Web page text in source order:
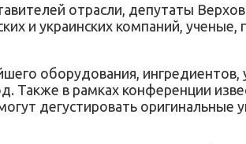
отрасли, депутаты
и украинских компаний, ученые,
оборудования, ингредиентов,
Также в рамках конференции
дегустировать оригинальные